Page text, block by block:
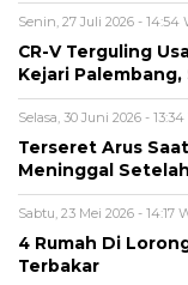
Senin, 27 Juli 2026 - 14:54
CR-V Terguling
Kejari
Selasa, 30 Juni 2026 -
Terseret Arus
Meninggal
Sabtu, 23 Mei 2026 - 14:17
4 Rumah Di
Terbakar